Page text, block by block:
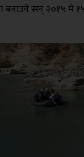
बनाउने सन् २०१५ मे